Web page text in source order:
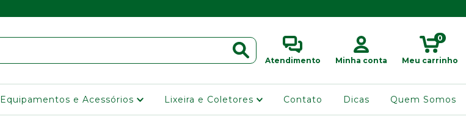
Atendimento Minha conta Meu carrinho
0
Equipamentos e Acessórios Lixeira e Coletores Contato Dicas Quem Somos